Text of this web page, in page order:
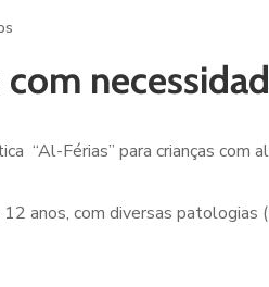
“Al-Férias” para crianças
anos, com diversas